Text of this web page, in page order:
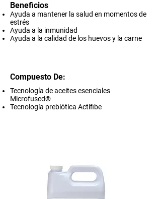
Beneficios
Ayuda a mantener la salud en momentos de
estrés
Ayuda a la inmunidad
Ayuda a la calidad de los huevos y la carne
Compuesto De:
Tecnología de aceites esenciales
Microfused®
Tecnología prebiótica Actifibe